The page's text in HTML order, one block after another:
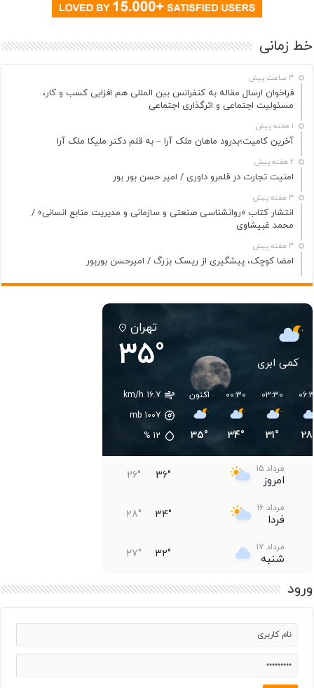
خط زمانی
3 ساعت پیش
فراخوان ارسال مقاله به کنفرانس بین المللی هم افزایی کسب و کار،
مسئولیت اجتماعی و اثرگذاری اجتماعی
1 هفته پیش
آخرین کامیت؛بدرود ماهان ملک آرا – به قلم دکتر ملیکا ملک آرا
2 هفته پیش
امنیت تجارت در قلمرو داوری / امیر حسن بور بور
3 هفته پیش
انتشار کتاب «روانشناسی صنعتی و سازمانی و مدیریت منابع انسانی» /
محمد غبیشاوی
3 هفته پیش
امضا کوچک، پیشگیری از ریسک بزرگ / امیرحسن بوربور
تهران
35° کمی ابری
16.7 km/h
1007
mb
12
%
اکنون
35°
00:30
34°
03:30
31°
مرداد ۱۵
امروز 36°
26°
مرداد ۱۶
فردا 34°
28°
مرداد ۱۷
شنبه 32°
27°
مرداد ۱۸
یکشنبه 35°
29°
مرداد ۱۹
دوشنبه
مرداد ۲۰
ورود